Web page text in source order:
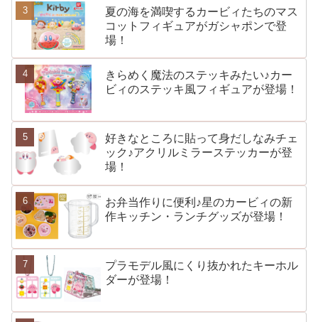
夏の海を満喫するカービィたちのマス
コットフィギュアがガシャポンで登
場！
きらめく魔法のステッキみたい♪カー
ビィのステッキ風フィギュアが登場！
好きなところに貼って身だしなみチェ
ック♪アクリルミラーステッカーが登
場！
お弁当作りに便利♪星のカービィの新
作キッチン・ランチグッズが登場！
プラモデル風にくり抜かれたキーホル
ダーが登場！